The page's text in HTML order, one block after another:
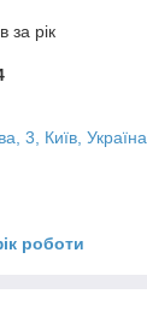
за рік
3, Київ, Україна
роботи